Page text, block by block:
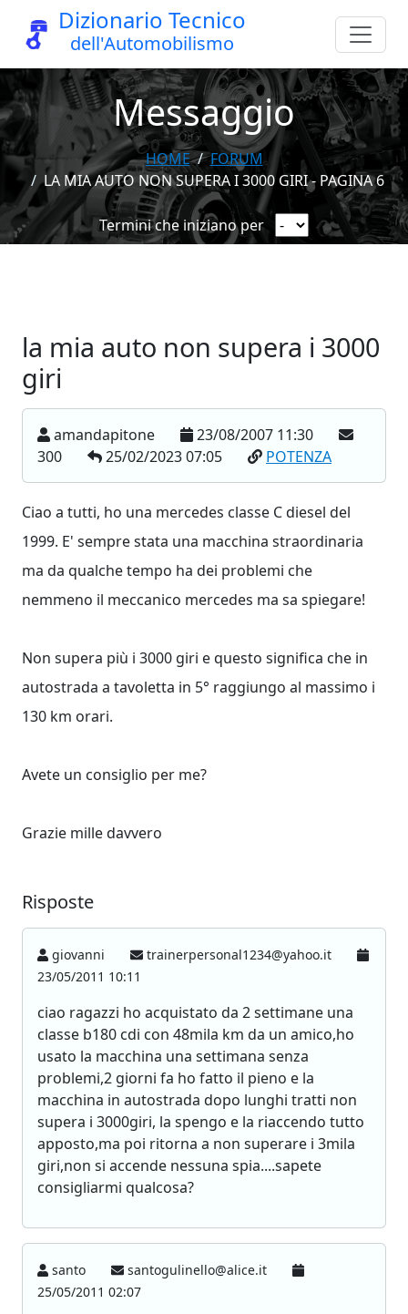
Dizionario Tecnico
dell'Automobilismo
Messaggio
HOME
FORUM
LA MIA AUTO NON SUPERA I 3000 GIRI - PAGINA 6
Termini che iniziano per
la mia auto non supera i 3000
giri
amandapitone
23/08/2007 11:30
300
25/02/2023 07:05 POTENZA
Ciao a tutti, ho una mercedes classe C diesel del
1999. E' sempre stata una macchina straordinaria
ma da qualche tempo ha dei problemi che
nemmeno il meccanico mercedes ma sa spiegare!
Non supera più i 3000 giri e questo significa che in
autostrada a tavoletta in 5° raggiungo al massimo i
130 km orari.
Avete un consiglio per me?
Grazie mille davvero
Risposte
giovanni
trainerpersonal1234@yahoo.it
23/05/2011 10:11
ciao ragazzi ho acquistato da 2 settimane una
classe b180 cdi con 48mila km da un amico,ho
usato la macchina una settimana senza
problemi,2 giorni fa ho fatto il pieno e la
macchina in autostrada dopo lunghi tratti non
supera i 3000giri, la spengo e la riaccendo tutto
apposto,ma poi ritorna a non superare i 3mila
giri,non si accende nessuna spia....sapete
consigliarmi qualcosa?
santo
santogulinello@alice.it
25/05/2011 02:07